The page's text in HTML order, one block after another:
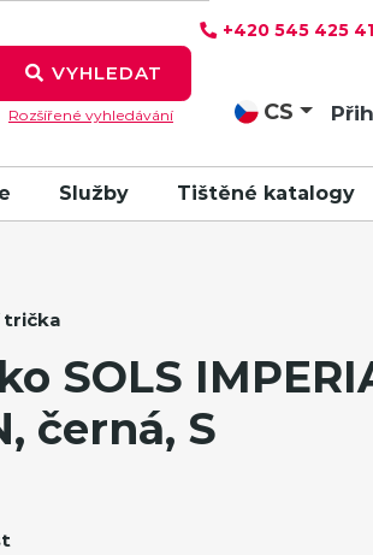
VYHLEDAT
Rozšířené vyhledávání
+420 545 425
CS
Služby Tištěné katalogy
trička
SOLS
černá, S